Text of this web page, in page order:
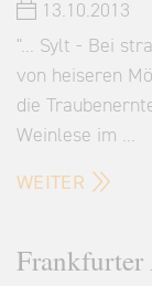
13.10.2013
"... Sylt - Bei
von heiseren
die
Weinlese im …
WEITER
Frankfurter